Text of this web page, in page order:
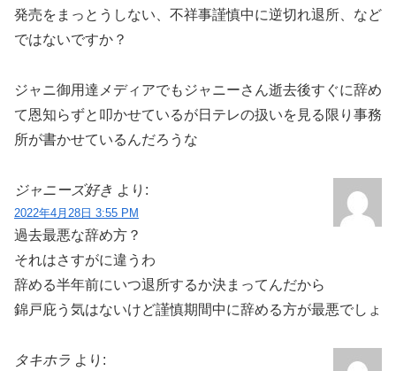
発売をまっとうしない、不祥事謹慎中に逆切れ退所、など
ではないですか？
ジャニ御用達メディアでもジャニーさん逝去後すぐに辞め
て恩知らずと叩かせているが日テレの扱いを見る限り事務
所が書かせているんだろうな
ジャニーズ好き より:
2022年4月28日 3:55 PM
過去最悪な辞め方？
それはさすがに違うわ
辞める半年前にいつ退所するか決まってんだから
錦戸庇う気はないけど謹慎期間中に辞める方が最悪でしょ
タキホラ より: